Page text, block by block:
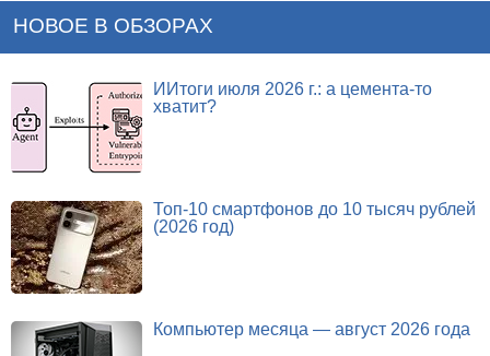
НОВОЕ В ОБЗОРАХ
ИИтоги июля 2026 г.: а цемента-то
хватит?
Топ-10 смартфонов до 10 тысяч рублей
(2026 год)
Компьютер месяца — август 2026 года